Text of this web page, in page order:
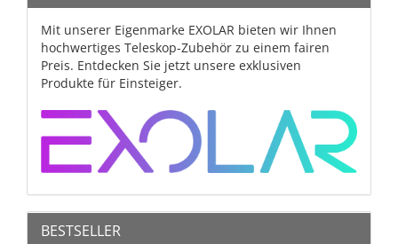
Mit unserer Eigenmarke EXOLAR bieten wir Ihnen
hochwertiges Teleskop-Zubehör zu einem fairen
Preis. Entdecken Sie jetzt unsere exklusiven
Produkte für Einsteiger.
BESTSELLER